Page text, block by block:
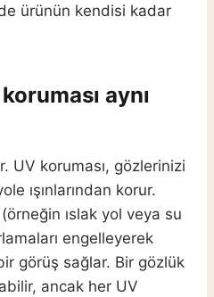
ürünün kendisi kadar
aynı
UV koruması, gözlerinizi
ışınlarından korur.
ıslak yol veya su
engelleyerek
görüş sağlar. Bir gözlük
ancak her UV